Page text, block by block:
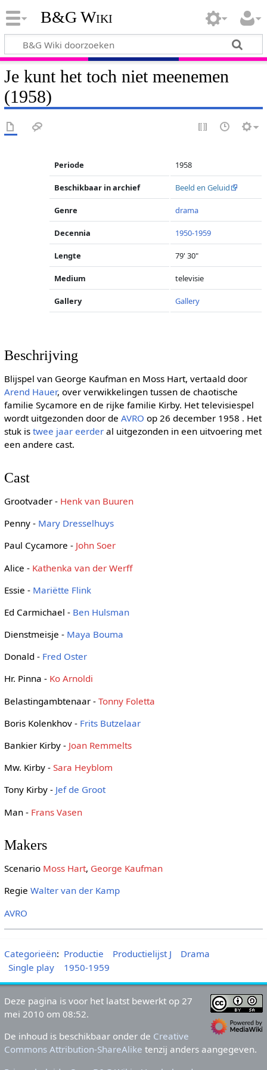
B&G Wiki
Je kunt het toch niet meenemen
(1958)
Periode 1958
Beschikbaar in archief Beeld en Geluid
Genre drama
Decennia 1950-1959
Lengte 79' 30"
Medium televisie
Gallery Gallery
Beschrijving
Blijspel van George Kaufman en Moss Hart, vertaald door
Arend Hauer, over verwikkelingen tussen de chaotische
familie Sycamore en de rijke familie Kirby. Het televisiespel
wordt uitgezonden door de AVRO op 26 december 1958 . Het
stuk is twee jaar eerderal uitgezonden in een uitvoering met
een andere cast.
Cast
Grootvader - Henk van Buuren
Penny - Mary Dresselhuys
Paul Cycamore - John Soer
Alice - Kathenka van der Werff
Essie - Mariëtte Flink
Ed Carmichael - Ben Hulsman
Dienstmeisje - Maya Bouma
Donald - Fred Oster
Hr. Pinna - Ko Arnoldi
Belastingambtenaar - Tonny Foletta
Boris Kolenkhov - Frits Butzelaar
Bankier Kirby - Joan Remmelts
Mw. Kirby - Sara Heyblom
Tony Kirby - Jef de Groot
Man - Frans Vasen
Makers
Scenario Moss Hart, George Kaufman
Regie Walter van der Kamp
AVRO
Categorieën: Productie Productielijst J
Drama
Single play
1950-1959
Deze pagina is voor het laatst bewerkt op 27
mei 2010 om 08:52.
De inhoud is beschikbaar onder de Creative
Commons Attribution-ShareAlike tenzij anders aangegeven.